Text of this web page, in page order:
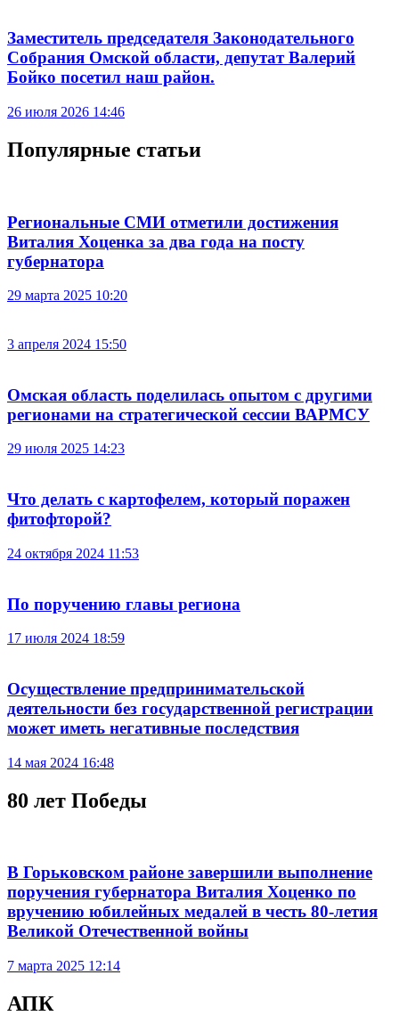
Заместитель председателя Законодательного
Собрания Омской области, депутат Валерий
Бойко посетил наш район.
26 июля 2026 14:46
Популярные статьи
Региональные СМИ отметили достижения
Виталия Хоценка за два года на посту
губернатора
29 марта 2025 10:20
3 апреля 2024 15:50
Омская область поделилась опытом с другими
регионами на стратегической сессии ВАРМСУ
29 июля 2025 14:23
Что делать с картофелем, который поражен
фитофторой?
24 октября 2024 11:53
По поручению главы региона
17 июля 2024 18:59
Осуществление предпринимательской
деятельности без государственной регистрации
может иметь негативные последствия
14 мая 2024 16:48
80 лет Победы
В Горьковском районе завершили выполнение
поручения губернатора Виталия Хоценко по
вручению юбилейных медалей в честь 80-летия
Великой Отечественной войны
7 марта 2025 12:14
АПК